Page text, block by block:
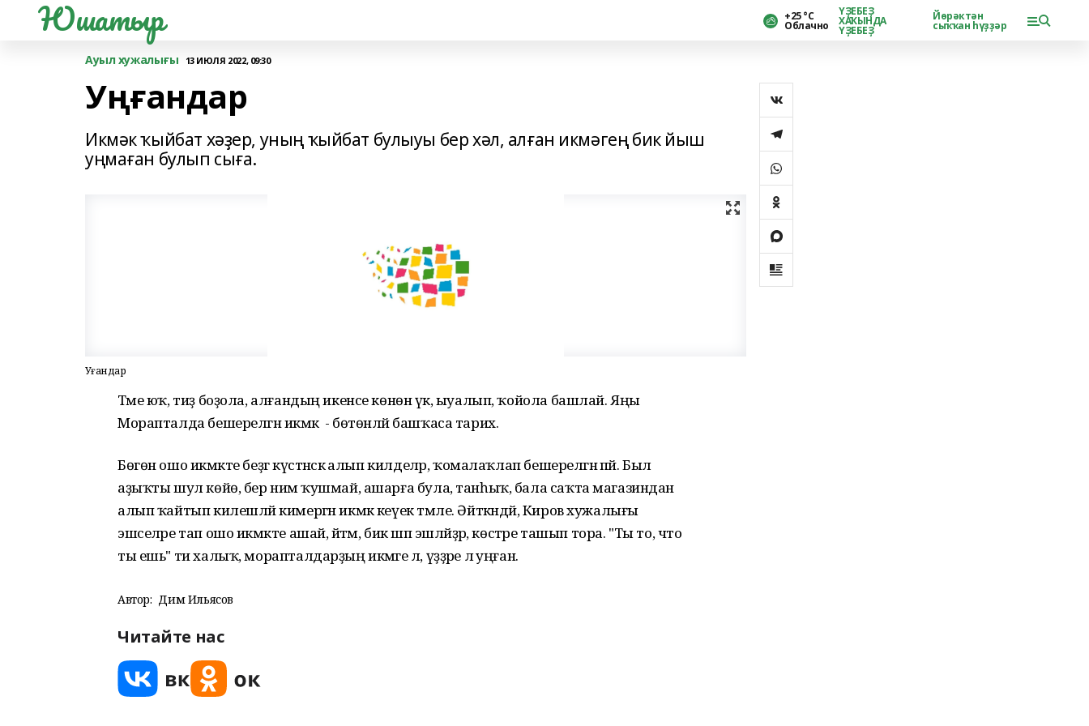
Юшатыр +25 °С
Облачно
ҮҘЕБЕҘ
ХАҠЫНДА
ҮҘЕБЕҘ
Йөрәктән
сыҡҡан һүҙҙәр
Ауыл хужалығы 13 ИЮЛЯ 2022, 09:30
Уңғандар
Икмәк ҡыйбат хәҙер, уның ҡыйбат булыуы бер хәл, алған икмәгең бик йыш
уңмаған булып сыға.
Уңғандар
Тәме юҡ, тиҙ боҙола, алғандың икенсе көнөнә үк, ыуалып, ҡойола башлай. Яңы
Морапталда бешерелгән икмәк - бөтөнләй башҡаса тарих.
Бөгөн ошо икмәкте беҙгә күстәнәскә алып килделәр, ҡомалаҡлап бешерелгән әпәй. Был
аҙыҡты шул көйө, бер нимә ҡушмай, ашарға була, танһыҡ, бала саҡта магазиндан
алып ҡайтып килешләй кимергән икмәк кеүек тәмле. Әйткәндәй, Киров хужалығы
эшселәре тап ошо икмәкте ашай, әйтәм, бик шәп эшләйҙәр, көстәре ташып тора. "Ты то, что
ты ешь" ти халыҡ, морапталдарҙың икмәге лә, үҙҙәре лә уңған.
Автор: Дим Ильясов
Читайте нас